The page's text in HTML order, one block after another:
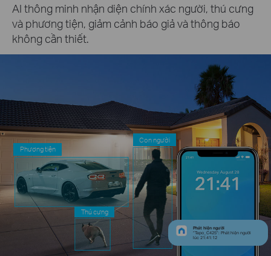
AI thông minh nhận diện chính xác người, thú cưng
và phương tiện, giảm cảnh báo giả và thông báo
không cần thiết.
Phương tiện
Thú cưng
Con người
Phát hiện người
“Tapo_C425”: Phát hiện người
lúc 21:41:12